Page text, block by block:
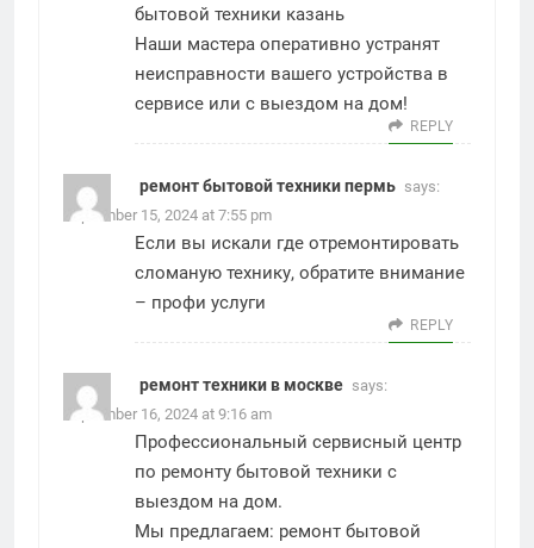
бытовой техники казань
Наши мастера оперативно устранят
неисправности вашего устройства в
сервисе или с выездом на дом!
REPLY
ремонт бытовой техники пермь says:
September 15, 2024 at 7:55 pm
Если вы искали где отремонтировать
сломаную технику, обратите внимание
– профи услуги
REPLY
ремонт техники в москве says:
September 16, 2024 at 9:16 am
Профессиональный сервисный центр
по ремонту бытовой техники с
выездом на дом.
Мы предлагаем: ремонт бытовой